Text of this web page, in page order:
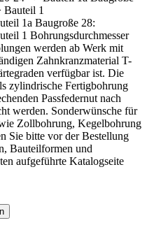
Bauteil 1
1a Baugroße 28:
1 Bohrungsdurchmesser
werden ab Werk mit
Zahnkranzmaterial T-
verfügbar ist. Die
zylindrische Fertigbohrung
Passfedernut nach
werden. Sonderwünsche für
Zollbohrung, Kegelbohrung
Sie bitte vor der Bestellung
Bauteilformen und
aufgeführte Katalogseite